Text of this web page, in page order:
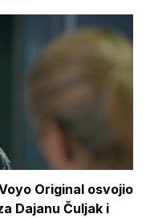
Original osvojio
Dajanu Čuljak i